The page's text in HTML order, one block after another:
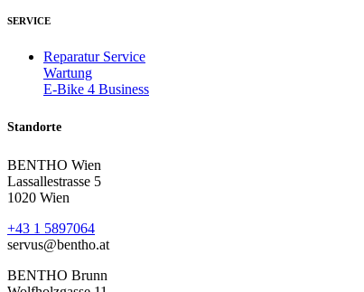
SERVICE
Reparatur Service
Wartung
E-Bike 4 Business
Standorte
BENTHO Wien
Lassallestrasse 5
1020 Wien
+43 1 5897064
servus@bentho.at
BENTHO Brunn